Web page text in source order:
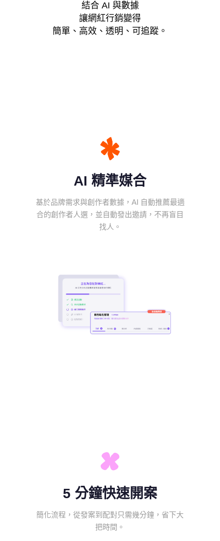
結合 AI 與數據
讓網紅行銷變得
簡單、高效、透明、可追蹤。
AI 精準媒合
基於品牌需求與創作者數據，AI 自動推薦最適
合的創作者人選，並自動發出邀請，不再盲目
找人。
5 分鐘快速開案
簡化流程，從發案到配對只需幾分鐘，省下大
把時間。